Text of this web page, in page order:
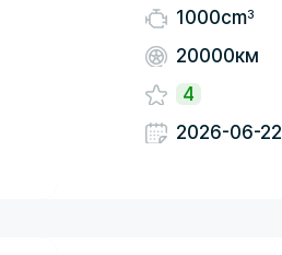
1000cm3
20000км
4
2026-06-22